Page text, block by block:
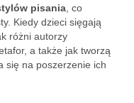
pisania , co
Kiedy dzieci sięgają
różni autorzy
a także jak tworzą
się na poszerzenie ich